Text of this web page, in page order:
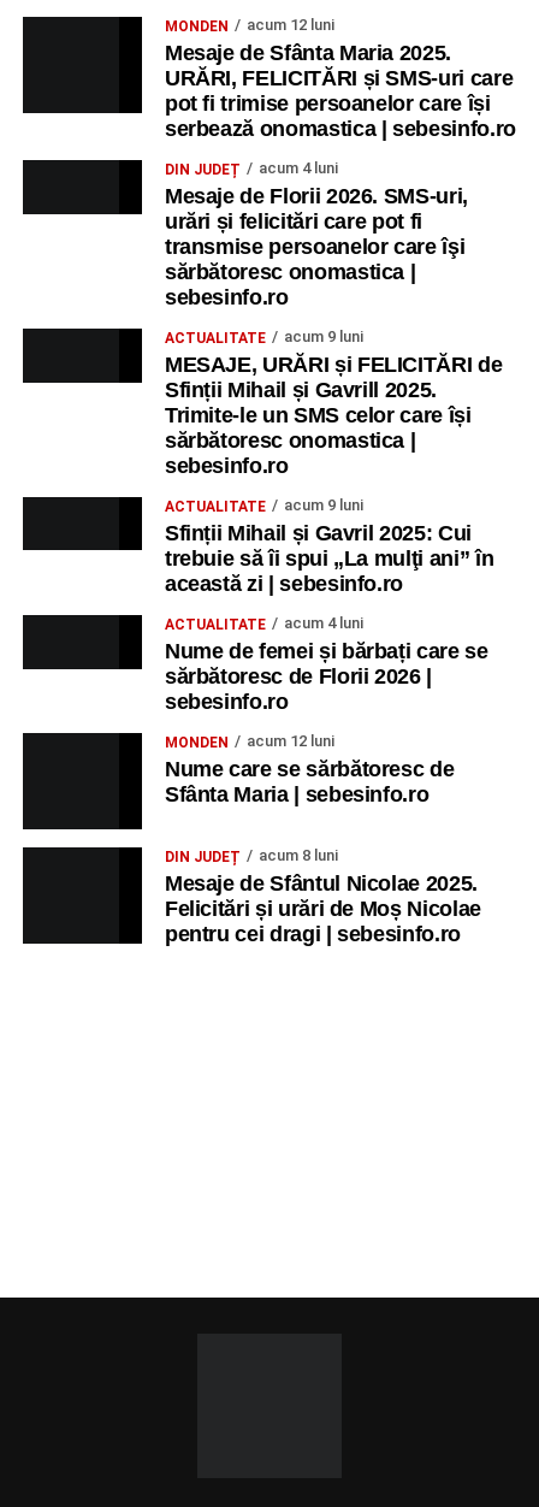
MONDEN acum 12 luni
Mesaje de Sfânta Maria 2025.
URĂRI, FELICITĂRI și SMS-uri care
pot fi trimise persoanelor care își
serbează onomastica | sebesinfo.ro
DIN JUDEȚ acum 4 luni
Mesaje de Florii 2026. SMS-uri,
urări și felicitări care pot fi
transmise persoanelor care îşi
sărbătoresc onomastica |
sebesinfo.ro
ACTUALITATE acum 9 luni
MESAJE, URĂRI și FELICITĂRI de
Sfinții Mihail și Gavrill 2025.
Trimite-le un SMS celor care își
sărbătoresc onomastica |
sebesinfo.ro
ACTUALITATE acum 9 luni
Sfinții Mihail și Gavril 2025: Cui
trebuie să îi spui „La mulţi ani” în
această zi | sebesinfo.ro
ACTUALITATE acum 4 luni
Nume de femei și bărbați care se
sărbătoresc de Florii 2026 |
sebesinfo.ro
MONDEN acum 12 luni
Nume care se sărbătoresc de
Sfânta Maria | sebesinfo.ro
DIN JUDEȚ acum 8 luni
Mesaje de Sfântul Nicolae 2025.
Felicitări și urări de Moș Nicolae
pentru cei dragi | sebesinfo.ro